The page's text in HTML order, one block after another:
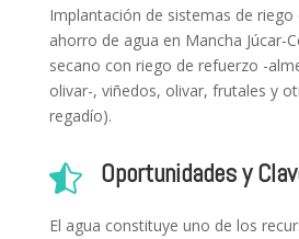
Implantación de sistemas de riego
ahorro de agua en Mancha Júcar-
secano con riego de refuerzo -
olivar-, viñedos, olivar, frutales y
regadío).
 Oportunidades y
El agua constituye uno de los